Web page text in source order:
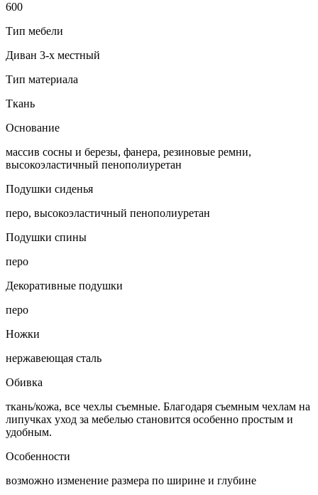
600
Тип мебели
Диван 3-х местный
Тип материала
Ткань
Основание
массив сосны и березы, фанера, резиновые ремни,
высокоэластичный пенополиуретан
Подушки сиденья
перо, высокоэластичный пенополиуретан
Подушки спины
перо
Декоративные подушки
перо
Ножки
нержавеющая сталь
Обивка
ткань/кожа, все чехлы съемные. Благодаря съемным чехлам на
липучках уход за мебелью становится особенно простым и
удобным.
Особенности
возможно изменение размера по ширине и глубине